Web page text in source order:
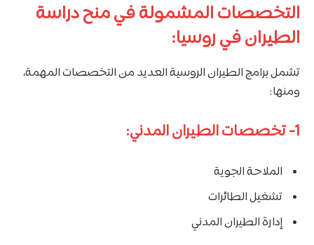
التخصصات المشمولة في منح دراسة
الطيران في روسيا:
تشمل برامج الطيران الروسية العديد من التخصصات المهمة،
ومنها:
1- تخصصات الطيران المدني:
الملاحة الجوية
تشغيل الطائرات
إدارة الطيران المدني